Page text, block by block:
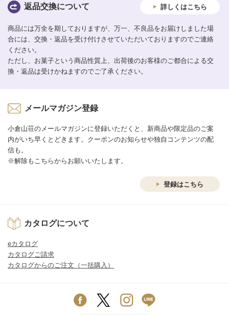
返品交換について 詳しくはこちら
商品には万全を期しておりますが、万一、不良品をお届けしました場
合には、交換・返品を受け付けさせていただいておりますのでご連絡
ください。
ただし、お菓子という商品性質上、出荷後のお客様のご都合による交
換・返品は受けかねますのでご了承ください。
メールマガジン登録
小倉山荘のメールマガジンに登録いただくと、新商品や限定品のご案
内がいち早くとどきます。クーポンのお知らせや独自コンテンツの配
信も。
※解除もこちらからお願いいたします。
登録はこちら
カタログについて
eカタログ
カタログご請求
カタログからのご注文（一括購入）